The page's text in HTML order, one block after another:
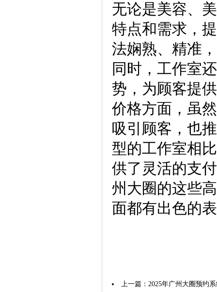
无论是美容、
特点和需求，
法娴熟、精准
同时，工作室
势，为顾客提
价格方面，虽
吸引顾客，也
型的工作室相
供了灵活的支
州大圈的这些
面都有出色的
上一篇： 2025年广州大圈预约